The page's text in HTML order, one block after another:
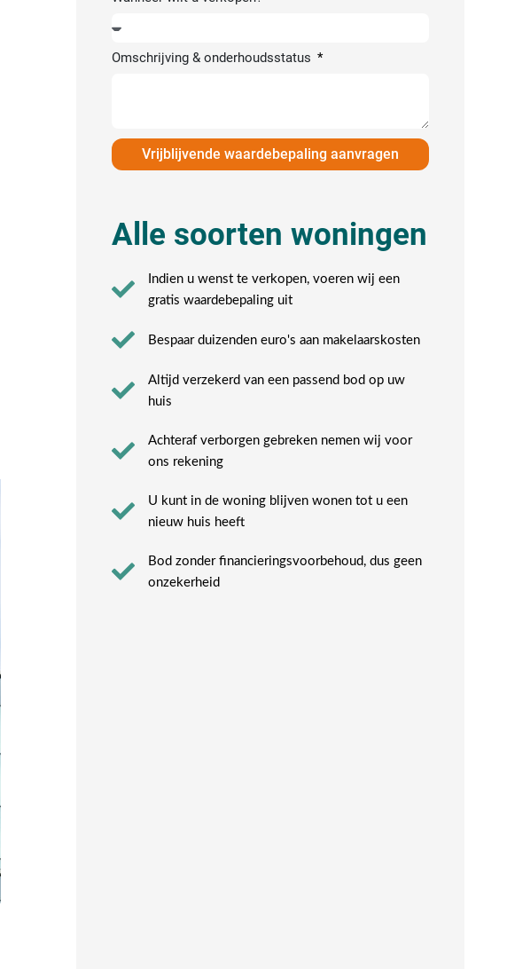
Omschrijving & onderhoudsstatus
Vrijblijvende waardebepaling aanvragen
Alle soorten woningen
Indien u wenst te verkopen, voeren wij een
gratis waardebepaling uit
Bespaar duizenden euro's aan makelaarskosten
Altijd verzekerd van een passend bod op uw
huis
Achteraf verborgen gebreken nemen wij voor
ons rekening​
U kunt in de woning blijven wonen tot u een
nieuw huis heeft​
Bod zonder financieringsvoorbehoud, dus geen
onzekerheid​